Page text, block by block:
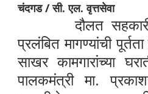
चंदगड / सी. एल. वृत्तसेवा
दौलत
प्रलंबित मागण्यांची
साखर कामगारांच्या
पालकमंत्री मा.